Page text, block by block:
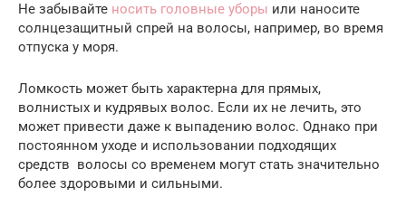
Не забывайте носить головные уборы или наносите
солнцезащитный спрей на волосы, например, во время
отпуска у моря.
Ломкость может быть характерна для прямых,
волнистых и кудрявых волос. Если их не лечить, это
может привести даже к выпадению волос. Однако при
постоянном уходе и использовании подходящих
средств волосы со временем могут стать значительно
более здоровыми и сильными.